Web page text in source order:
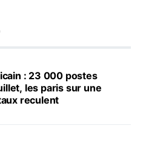
: 23 000 postes
les paris sur une
reculent